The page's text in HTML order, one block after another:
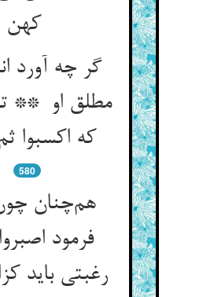
گر چه آورد
مطلق او **
که اکسبوا ثم انفقوا
580
هم‌چنان
فرمود
رغبتی باید